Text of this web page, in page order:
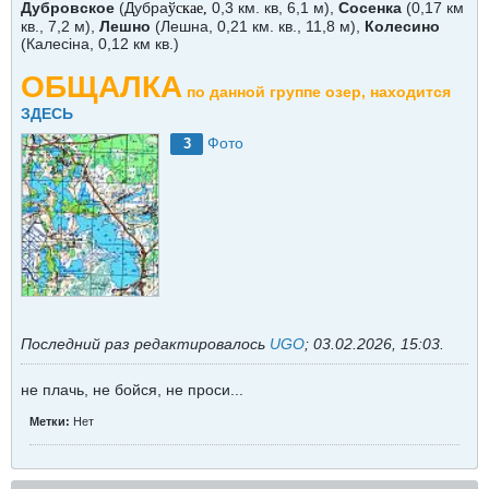
Дубровское (Дубраўскае, 0,3 км. кв, 6,1 м), Сосенка (0,17 км
кв., 7,2 м), Лешно (Лешна, 0,21 км. кв., 11,8 м), Колесино
(Калесiна, 0,12 км кв.)
ОБЩАЛКА по данной группе озер, находится
ЗДЕСЬ
3 Фото
Последний раз редактировалось UGO; 03.02.2026, 15:03.
не плачь, не бойся, не проси...
Метки: Нет